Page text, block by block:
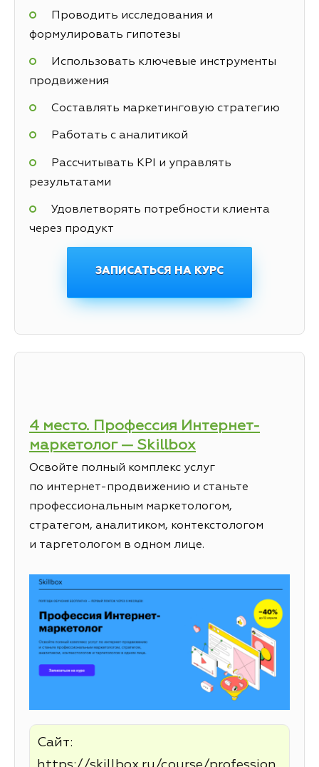
Проводить исследования и
формулировать гипотезы
Использовать ключевые инструменты
продвижения
Составлять маркетинговую стратегию
Работать с аналитикой
Рассчитывать KPI и управлять
результатами
Удовлетворять потребности клиента
через продукт
ЗАПИСАТЬСЯ НА КУРС
4 место. Профессия Интернет-
маркетолог — Skillbox
Освойте полный комплекс услуг
по интернет-продвижению и станьте
профессиональным маркетологом,
стратегом, аналитиком, контекстологом
и таргетологом в одном лице.
Сайт: